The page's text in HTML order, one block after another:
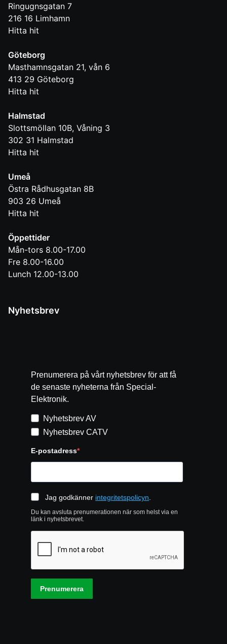
Ringugnsgatan 7
216 16 Limhamn
Hitta hit
Göteborg
Masthamnsgatan 21, vån 6
413 29 Göteborg
Hitta hit
Halmstad
Slottsmöllan 10B, Våning 3
302 31 Halmstad
Hitta hit
Umeå
Östra Rådhusgatan 8B
903 26 Umeå
Hitta hit
Öppettider
Mån-tors 8.00-17.00
Fre 8.00-16.00
Lunch 12.00-13.00
Nyhetsbrev